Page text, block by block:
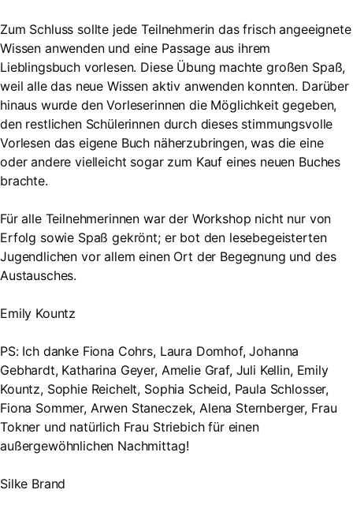
Zum Schluss sollte jede Teilnehmerin das frisch angeeignete
Wissen anwenden und eine Passage aus ihrem
Lieblingsbuch vorlesen. Diese Übung machte großen Spaß,
weil alle das neue Wissen aktiv anwenden konnten. Darüber
hinaus wurde den Vorleserinnen die Möglichkeit gegeben,
den restlichen Schülerinnen durch dieses stimmungsvolle
Vorlesen das eigene Buch näherzubringen, was die eine
oder andere vielleicht sogar zum Kauf eines neuen Buches
brachte.
Für alle Teilnehmerinnen war der Workshop nicht nur von
Erfolg sowie Spaß gekrönt; er bot den lesebegeisterten
Jugendlichen vor allem einen Ort der Begegnung und des
Austausches.
Emily Kountz
PS: Ich danke Fiona Cohrs, Laura Domhof, Johanna
Gebhardt, Katharina Geyer, Amelie Graf, Juli Kellin, Emily
Kountz, Sophie Reichelt, Sophia Scheid, Paula Schlosser,
Fiona Sommer, Arwen Staneczek, Alena Sternberger, Frau
Tokner und natürlich Frau Striebich für einen
außergewöhnlichen Nachmittag!
Silke Brand